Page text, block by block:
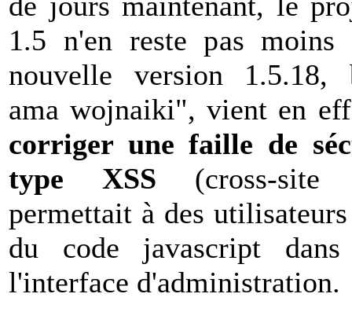
1.5 n'en reste pas
nouvelle version 1.5.18,
ama wojnaiki", vient en
corriger une faille de
type XSS (cross-site
permettait à des
du code javascript
l'interface d'administration.